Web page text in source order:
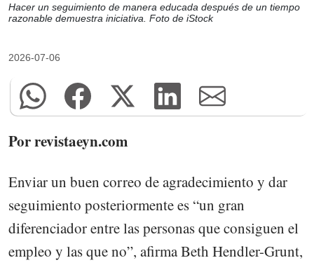
Hacer un seguimiento de manera educada después de un tiempo
razonable demuestra iniciativa. Foto de iStock
2026-07-06
Por revistaeyn.com
Enviar un buen correo de agradecimiento y dar
seguimiento posteriormente es “un gran
diferenciador entre las personas que consiguen el
empleo y las que no”, afirma Beth Hendler-Grunt,